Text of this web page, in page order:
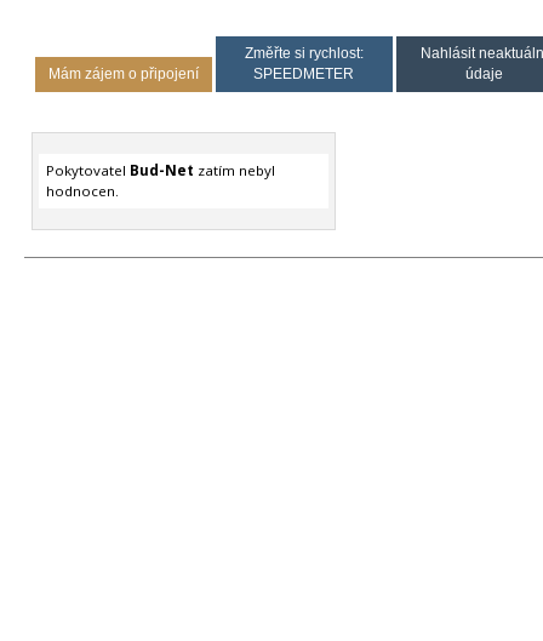
Mám zájem o připojení
Změřte si rychlost:
SPEEDMETER
Nahlásit
údaje
Pokytovatel Bud-Net zatím nebyl
hodnocen.